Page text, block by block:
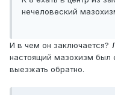
нечеловеский
И в чем он заключается?
настоящий мазохизм был
выезжать обратно.